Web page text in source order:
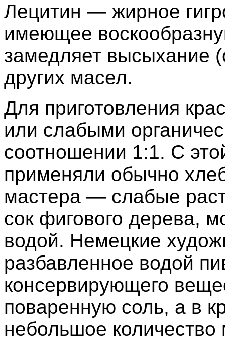
Лецитин — жирное
имеющее
замедляет высыхание
других масел.
Для приготовления
или слабыми
соотношении 1:1. С
применяли обычно
мастера — слабые
сок фигового дерева,
водой. Немецкие
разбавленное водой
консервирующего
поваренную соль, а в
небольшое количество